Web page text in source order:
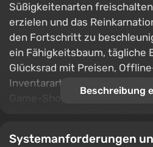
Süßigkeitenarten
erzielen und das
den Fortschritt zu
ein Fähigkeitsbaum, tägliche
Glücksrad mit Preisen,
Inventarartikel, Crafting über
Game-Shop mit
Beschreibung
Systemanforderungen